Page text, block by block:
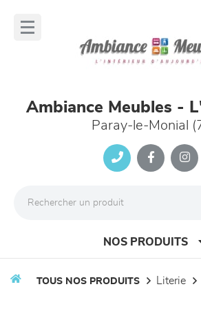
Ambiance Meubles -
Paray-le-Monial
NOS PRODUITS
TOUS NOS PRODUITS literie